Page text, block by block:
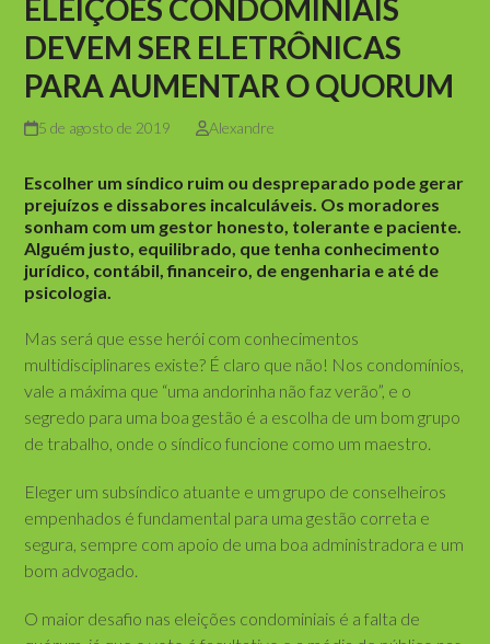
ELEIÇÕES CONDOMINIAIS
DEVEM SER ELETRÔNICAS
PARA AUMENTAR O QUORUM
5 de agosto de 2019 Alexandre
Escolher um síndico ruim ou despreparado pode gerar
prejuízos e dissabores incalculáveis. Os moradores
sonham com um gestor honesto, tolerante e paciente.
Alguém justo, equilibrado, que tenha conhecimento
jurídico, contábil, financeiro, de engenharia e até de
psicologia.
Mas será que esse herói com conhecimentos
multidisciplinares existe? É claro que não! Nos condomínios,
vale a máxima que “uma andorinha não faz verão”, e o
segredo para uma boa gestão é a escolha de um bom grupo
de trabalho, onde o síndico funcione como um maestro.
Eleger um subsíndico atuante e um grupo de conselheiros
empenhados é fundamental para uma gestão correta e
segura, sempre com apoio de uma boa administradora e um
bom advogado.
O maior desafio nas eleições condominiais é a falta de